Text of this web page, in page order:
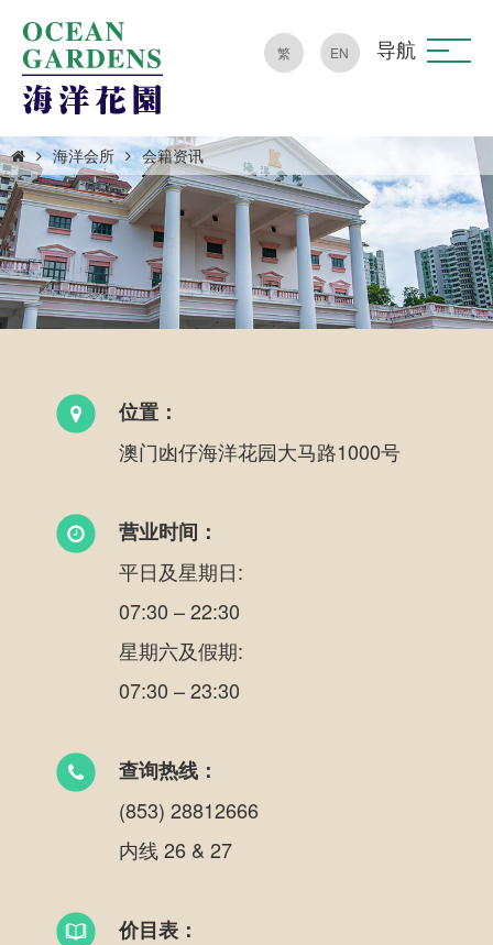
繁 EN 导航
海洋会所 会籍资讯
位置：
澳门凼仔海洋花园大马路1000号
营业时间：
平日及星期日:
07:30 – 22:30
星期六及假期:
07:30 – 23:30
查询热线：
(853) 28812666
内线 26 & 27
价目表：